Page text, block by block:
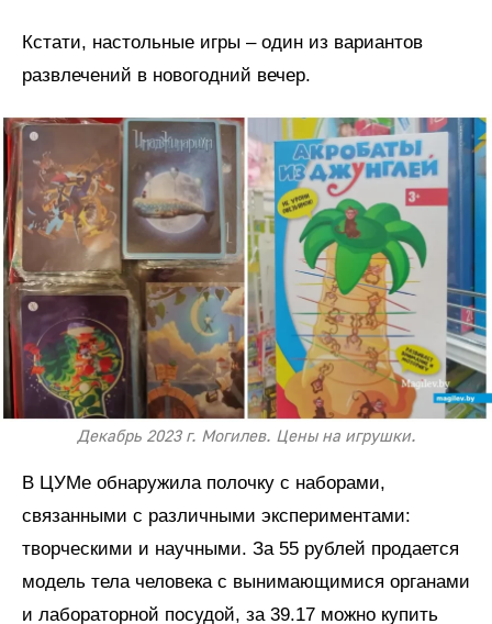
Кстати, настольные игры – один из вариантов
развлечений в новогодний вечер.
Декабрь 2023 г. Могилев. Цены на игрушки.
В ЦУМе обнаружила полочку с наборами,
связанными с различными экспериментами:
творческими и научными. За 55 рублей продается
модель тела человека с вынимающимися органами
и лабораторной посудой, за 39.17 можно купить